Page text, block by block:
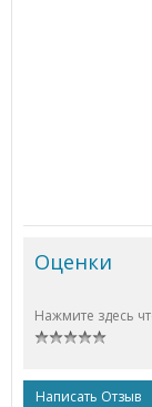
Оценки
Нажмите здесь
Написать Отзыв